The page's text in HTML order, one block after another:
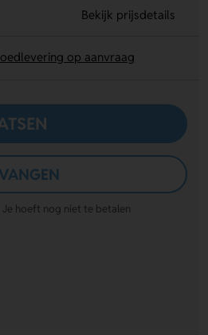
Bekijk prijsdetails
op aanvraag
Je hoeft nog niet te betalen